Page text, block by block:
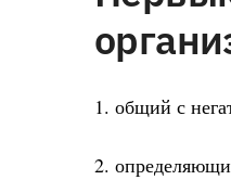
1. общий с
2.